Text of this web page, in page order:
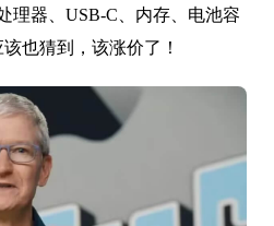
理器、USB-C、内存、电池容
也猜到，该涨价了！